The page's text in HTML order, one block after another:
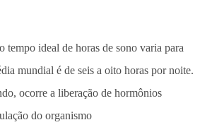
tempo ideal de horas de sono varia para
mundial é de seis a oito horas por noite.
ocorre a liberação de hormônios
do organismo